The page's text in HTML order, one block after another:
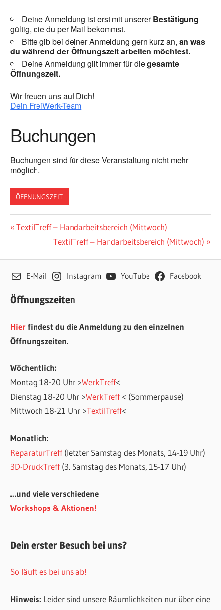
Deine Anmeldung ist erst mit unsererBestätigung
gültig, die du per Mail bekommst.
Bitte gib bei deiner Anmeldung gern kurz an,an was
du während der Öffnungszeit arbeiten möchtest.
Deine Anmeldung gilt immer für diegesamte
Öffnungszeit.
Wir freuen uns auf Dich!
Dein FreiWerk-Team
Buchungen
Buchungen sind für diese Veranstaltung nicht mehr
möglich.
ÖFFNUNGSZEIT
Beitragsnavigation
Vorheriger
TextilTreff – Handarbeitsbereich (Mittwoch)
Nächster
TextilTreff – Handarbeitsbereich (Mittwoch)
E-Mail Instagram YouTube Facebook
Öffnungszeiten
Hierfindest du die Anmeldung zu den einzelnen
Öffnungszeiten.
Wöchentlich:
Montag 18-20 Uhr >WerkTreff<
Dienstag 18-20 Uhr >WerkTreff<(Sommerpause)
Mittwoch 18-21 Uhr >TextilTreff<
Monatlich:
ReparaturTreff(letzter Samstag des Monats, 14-19 Uhr)
3D-DruckTreff(3. Samstag des Monats, 15-17 Uhr)
…und viele verschiedene
Workshops & Aktionen!
Dein erster Besuch bei uns?
So läuft es bei uns ab!
Hinweis: Leider sind unsere Räumlichkeiten nur über eine